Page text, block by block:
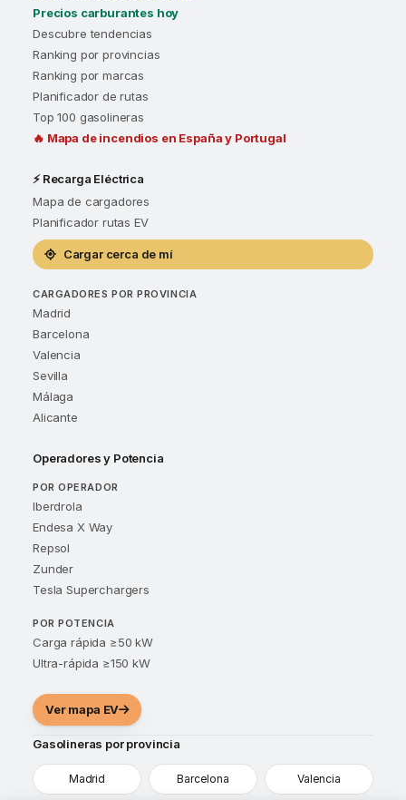
Precios carburantes hoy
Descubre tendencias
Ranking por provincias
Ranking por marcas
Planificador de rutas
Top 100 gasolineras
🔥 Mapa de incendios en España y Portugal
⚡ Recarga Eléctrica
Mapa de cargadores
Planificador rutas EV
Cargar cerca de mí
CARGADORES POR PROVINCIA
Madrid
Barcelona
Valencia
Sevilla
Málaga
Alicante
Operadores y Potencia
POR OPERADOR
Iberdrola
Endesa X Way
Repsol
Zunder
Tesla Superchargers
POR POTENCIA
Carga rápida ≥50 kW
Ultra-rápida ≥150 kW
Ver mapa EV
Gasolineras por provincia
Madrid Barcelona Valencia